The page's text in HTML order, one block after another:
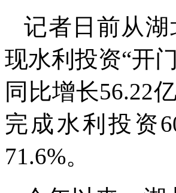
记者日前从
现水利投资“开
同比增长56.22
完成水利投资
71.6%。